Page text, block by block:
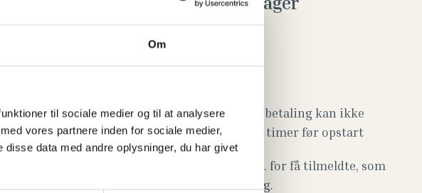
Om
til sociale medier og til at analysere
vores partnere inden for sociale medier,
data med andre oplysninger, du har givet
både
Læs mere
Tilskud fra Danmark
Tilmelding er bindende - betaling kan ikke
refunderes senere end 24 timer før opstart
Vi tager forbehold for evt. for få tilmeldte, som
vil afstedkomme aflysning.